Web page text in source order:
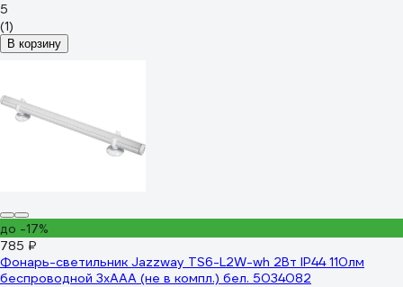
5
(1)
В корзину
до -17%
785 ₽
Фонарь-светильник Jazzway TS6-L2W-wh 2Вт IP44 110лм
беспроводной 3хAAA (не в компл.) бел. 5034082